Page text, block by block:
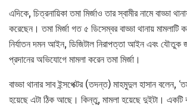
এদিকে, চিত্রনায়িকা তমা মির্জাও তার স্বামীর নামে বাড্ডা
করেছেন। তমা মির্জা গত ৫ ডিসেম্বর বাড্ডা থানায় মামলাটি
নির্যাতন দমন আইন, ডিজিটাল নিরাপত্তা আইন এবং যৌতুক
প্রদানের অভিযোগে মামলা করেন তমা মির্জা।
বাড্ডা থানার সাব ইন্সপেক্টর (তদন্ত) মাহমুদুল হাসান বলেন,
হয়েছে এটা ঠিক আছে। কিন্তু, মামলা হয়েছে দুইটা। একটি